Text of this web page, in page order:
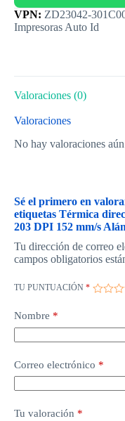
Impresoras Auto Id
Valoraciones (0)
Valoraciones
No hay valoraciones
Sé el primero en
etiquetas Térmica
203 DPI 152 mm/s
Tu dirección de correo
campos obligatorios
TU PUNTUACIÓN *
Nombre *
Correo electrónico *
Tu valoración *